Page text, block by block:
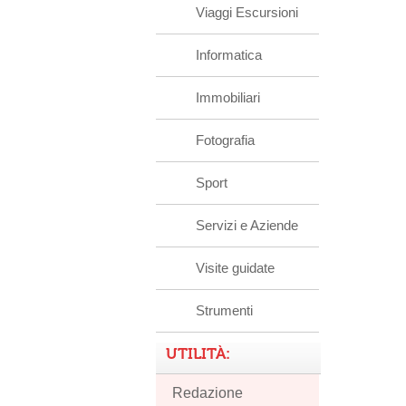
Viaggi Escursioni
Informatica
Immobiliari
Fotografia
Sport
Servizi e Aziende
Visite guidate
Strumenti
UTILITÀ:
Redazione